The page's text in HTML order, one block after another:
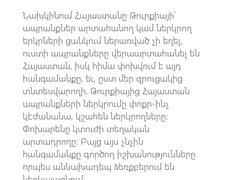
Նախկինում Հայաստանը Թուրքիայի`
ապրանքներ արտահանող կամ ներկրող
երկրների ցանկում ներառված չի եղել,
ուստի ապրանքները վերաարտահանել են
Հայաստան, իսկ հիմա փոխվում է այդ
հանգամանքը, եւ, ըստ մեր զրուցակից
տնտեսվարողի, Թուրքիայից Հայաստան
ապրանքների ներկրումը փոքր-ինչ
կէժանանա, կշահեն ներկրողները:
Փոխարենը կտուժի տեղական
արտադրողը։ Բայց այս չնչին
հանգամանքը գործող իշխանությունները
որպես աննախադեպ ձեռքբերում են